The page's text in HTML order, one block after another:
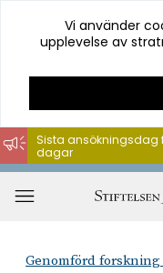
Hoppa
till
innehåll
Vi använder
upplevelse av
Sista ansökningsdag
dagar
Genomförd forskning